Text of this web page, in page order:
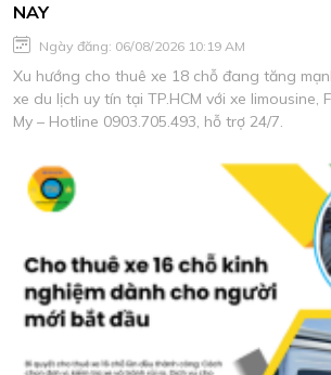
NAY
Ngày đăng: 06/08/2026 10:19 AM
Xu hướng cho thuê xe 18 chỗ đang tăng
xe du lịch uy tín tại TP.HCM với xe limousine,
My – Hotline 0903.705.493, hỗ trợ 24/7.